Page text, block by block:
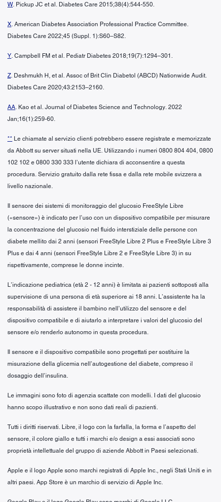
W. Pickup JC et al. Diabetes Care 2015;38(4):544-550.
X. American Diabetes Association Professional Practice Committee.
Diabetes Care 2022;45 (Suppl. 1):S60–S82.
Y. Campbell FM et al. Pediatr Diabetes 2018;19(7):1294–301.
Z. Deshmukh H, et al. Assoc of Brit Clin Diabetol (ABCD) Nationwide Audit.
Diabetes Care 2020;43:2153–2160.
AA. Kao et al. Journal of Diabetes Science and Technology. 2022
Jan;16(1):259-60.
** Le chiamate al servizio clienti potrebbero essere registrate e memorizzate
da Abbott su server situati nella UE. Utilizzando i numeri 0800 804 404, 0800
102 102 e 0800 330 333 l’utente dichiara di acconsentire a questa
procedura. Servizio gratuito dalla rete fissa e dalla rete mobile svizzera a
livello nazionale.
Il sensore dei sistemi di monitoraggio del glucosio FreeStyle Libre
(«sensore») è indicato per l’uso con un dispositivo compatibile per misurare
la concentrazione del glucosio nel fluido interstiziale delle persone con
diabete mellito dai 2 anni (sensori FreeStyle Libre 2 Plus e FreeStyle Libre 3
Plus e dai 4 anni (sensori FreeStyle Libre 2 e FreeStyle Libre 3) in su
rispettivamente, comprese le donne incinte.
L’indicazione pediatrica (età 2 - 12 anni) è limitata ai pazienti sottoposti alla
supervisione di una persona di età superiore ai 18 anni. L’assistente ha la
responsabilità di assistere il bambino nell’utilizzo del sensore e del
dispositivo compatibile e di aiutarlo a interpretare i valori del glucosio del
sensore e/o renderlo autonomo in questa procedura.
Il sensore e il dispositivo compatibile sono progettati per sostituire la
misurazione della glicemia nell’autogestione del diabete, compreso il
dosaggio dell’insulina.
Le immagini sono foto di agenzia scattate con modelli. I dati del glucosio
hanno scopo illustrativo e non sono dati reali di pazienti.
Tutti i diritti riservati. Libre, il logo con la farfalla, la forma e l’aspetto del
sensore, il colore giallo e tutti i marchi e/o design a essi associati sono
proprietà intellettuale del gruppo di aziende Abbott in Paesi selezionati.
Apple e il logo Apple sono marchi registrati di Apple Inc., negli Stati Uniti e in
altri paesi. App Store è un marchio di servizio di Apple Inc.